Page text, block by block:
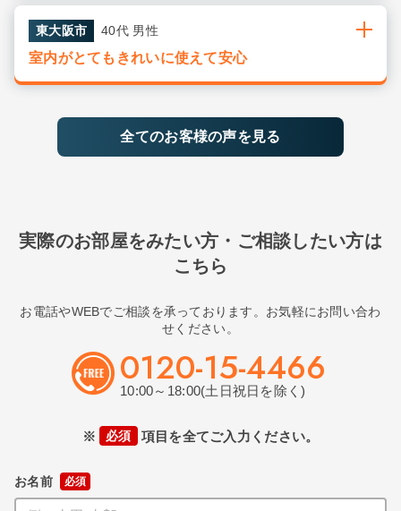
東大阪市 40代 男性
室内がとてもきれいに使えて安心
全てのお客様の声を見る
実際のお部屋をみたい方・ご相談したい方は
こちら
お電話やWEBでご相談を承っております。お気軽にお問い合わ
せください。
0120-15-4466
10:00～18:00(土日祝日を除く)
※ 必須 項目を全てご入力ください。
お名前